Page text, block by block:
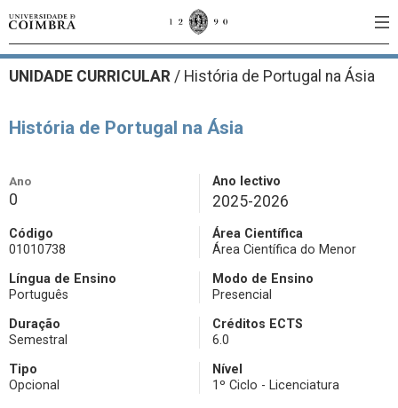
UNIDADE CURRICULAR / História de Portugal na Ásia
História de Portugal na Ásia
Ano
0
Ano lectivo
2025-2026
Código
01010738
Área Científica
Área Científica do Menor
Língua de Ensino
Português
Modo de Ensino
Presencial
Duração
Semestral
Créditos ECTS
6.0
Tipo
Opcional
Nível
1º Ciclo - Licenciatura